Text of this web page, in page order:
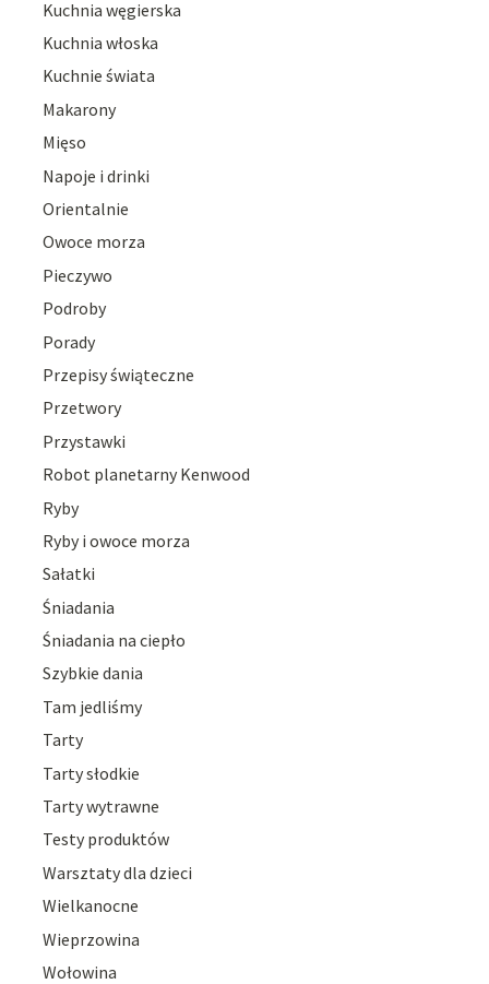
Kuchnia węgierska
Kuchnia włoska
Kuchnie świata
Makarony
Mięso
Napoje i drinki
Orientalnie
Owoce morza
Pieczywo
Podroby
Porady
Przepisy świąteczne
Przetwory
Przystawki
Robot planetarny Kenwood
Ryby
Ryby i owoce morza
Sałatki
Śniadania
Śniadania na ciepło
Szybkie dania
Tam jedliśmy
Tarty
Tarty słodkie
Tarty wytrawne
Testy produktów
Warsztaty dla dzieci
Wielkanocne
Wieprzowina
Wołowina